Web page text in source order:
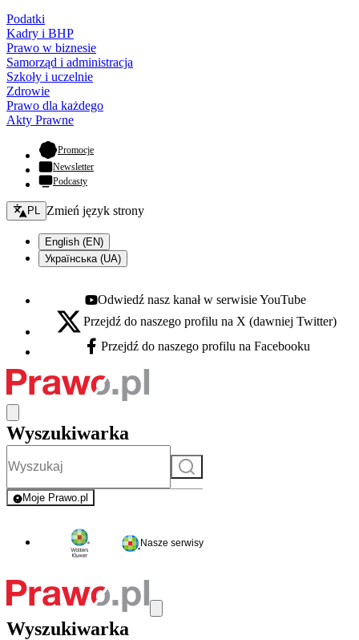
Podatki
Kadry i BHP
Prawo w biznesie
Samorząd i administracja
Szkoły i uczelnie
Zdrowie
Prawo dla każdego
Akty Prawne
Promocje- otwiera się w nowej karcie
Newsletter
Podcasty
Zmień język - bieżący:
PL Zmień język strony
English (EN)
Українська (UA)
Youtube - otwiera się w nowej karcie
Odwiedź nasz kanał w serwisie YouTube
X - otwiera się w nowej karcie
Przejdź do naszego profilu na X (dawniej Twitter)
Facebook - otwiera się w nowej karcie
Przejdź do naszego profilu na Facebooku
Wyszukiwarka
Szukaj
Moje Prawo.pl
- rejestracja i logowanie do serwisu
Nasze serwisy
Wyszukiwarka